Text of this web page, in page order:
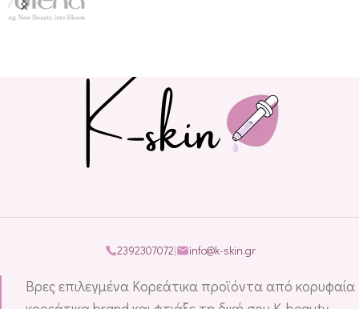
Βρες επιλεγμένα Κορεάτικα προϊόντα από κορυφαία